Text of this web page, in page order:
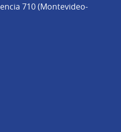
710 (Montevideo-